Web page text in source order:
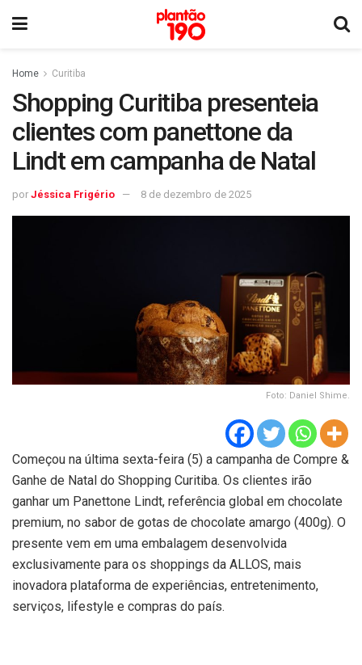
Home Curitiba
Shopping Curitiba presenteia
clientes com panettone da
Lindt em campanha de Natal
por Jéssica Frigério 8 de dezembro de 2025
Foto: Daniel Shime.
Começou na última sexta-feira (5) a campanha de Compre &
Ganhe de Natal do Shopping Curitiba. Os clientes irão
ganhar um Panettone Lindt, referência global em chocolate
premium, no sabor de gotas de chocolate amargo (400g). O
presente vem em uma embalagem desenvolvida
exclusivamente para os shoppings da ALLOS, mais
inovadora plataforma de experiências, entretenimento,
serviços, lifestyle e compras do país.